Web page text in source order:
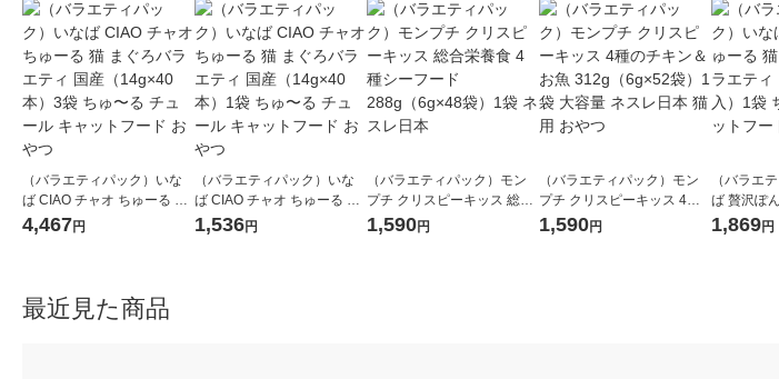
（バラエティパック）いな
ば CIAO チャオ ちゅーる 猫
まぐろバラエティ 国産（14
g×40本）3袋 ちゅ〜る チュ
4,467円
（バラエティパック）いな
ば CIAO チャオ ちゅーる 猫
まぐろバラエティ 国産（14
g×40本）1袋 ちゅ〜る チュ
1,536円
（バラエティパック）モン
プチ クリスピーキッス 総合
栄養食 4種シーフード 288g
（6g×48袋）1袋 ネスレ日本
1,590円
（バラエティパック）モン
プチ クリスピーキッス 4種
のチキン＆お魚 312g（6g×5
2袋）1袋 大容量 ネスレ日本
1,590円
（バラエ
ば 贅沢ぽ
ろ海鮮バ
個入）1袋
1,869円
最近見た商品